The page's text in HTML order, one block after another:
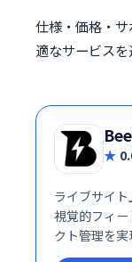
仕様・価格・
適なサービスを
ライブサイ
視覚的フィ
クト管理を